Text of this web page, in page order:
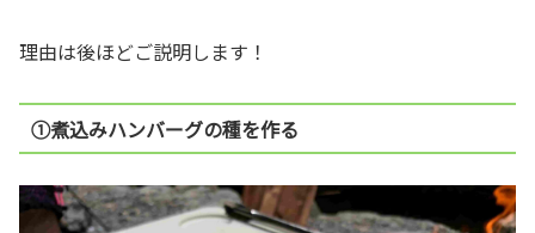
理由は後ほどご説明します！
①煮込みハンバーグの種を作る